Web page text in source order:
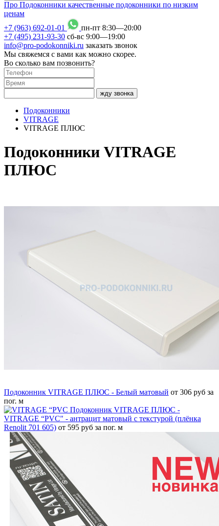
Про Подоконники качественные подоконники по низким
ценам
+7 (963) 692-01-01
пн-пт 8:30—20:00
+7 (495) 231-93-30 сб-вс 9:00—19:00
info@pro-podokonniki.ru заказать звонок
Мы свяжемся с вами как можно скорее.
Во сколько вам позвонить?
жду звонка
Подоконники
VITRAGE
VITRAGE ПЛЮС
Подоконники VITRAGE
ПЛЮС
Подоконник VITRAGE ПЛЮС - Белый матовый от 306 руб за
пог. м
Подоконник VITRAGE ПЛЮС -
VITRAGE “PVC" - антрацит матовый с текстурой (плёнка
Renolit 701 605) от 595 руб за пог. м